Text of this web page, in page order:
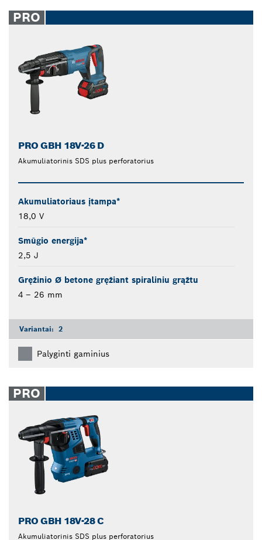
PRO
PRO GBH 18V-26 D
Akumuliatorinis SDS plus perforatorius
Akumuliatoriaus įtampa*
18,0 V
Smūgio energija*
2,5 J
Gręžinio Ø betone gręžiant spiraliniu grąžtu
4 – 26 mm
Variantai: 2
Palyginti gaminius
PRO
PRO GBH 18V-28 C
Akumuliatorinis SDS plus perforatorius